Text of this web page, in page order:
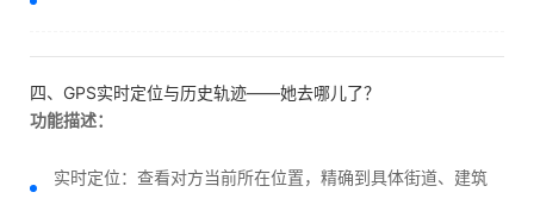
四、GPS实时定位与历史轨迹——她去哪儿了？
功能描述：
实时定位：查看对方当前所在位置，精确到具体街道、建筑